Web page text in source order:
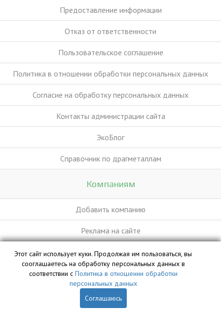
Предоставление информации
Отказ от ответственности
Пользовательское соглашение
Политика в отношении обработки персональных данных
Согласие на обработку персональных данных
Контакты администрации сайта
ЭкоБлог
Справочник по драгметаллам
Компаниям
Добавить компанию
Реклама на сайте
База данных сайта vyvoz.org является интеллектуальной
собственностью ООО «Профит» и охраняется законом.
Этот сайт использует куки. Продолжая им пользоваться, вы
сооглашаетесь на обработку персональных данных в
соответствии с Политика в отношении обработки
персональных данных
Соглашаюсь